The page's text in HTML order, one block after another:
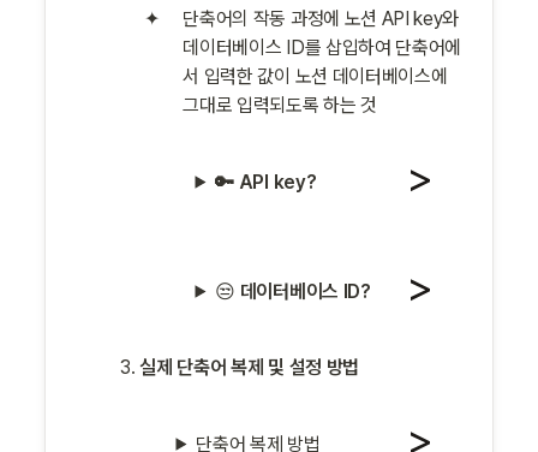
단축어의 작동 과정에 노션 API key와
데이터베이스 ID를 삽입하여 단축어에
서 입력한 값이 노션 데이터베이스에
그대로 입력되도록 하는 것
🔑 API key?
😒 데이터베이스 ID?
실제 단축어 복제 및 설정 방법
단축어 복제 방법